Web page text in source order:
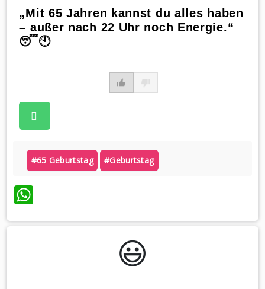
„Mit 65 Jahren kannst du alles haben
– außer nach 22 Uhr noch Energie.“
😴🕙
#65 Geburtstag #geburtstag
WhatsApp
😃️